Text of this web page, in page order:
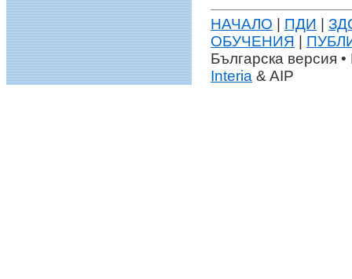
НАЧАЛО | ПДИ |
ОБУЧЕНИЯ |
Българска версия
Interia & AIP